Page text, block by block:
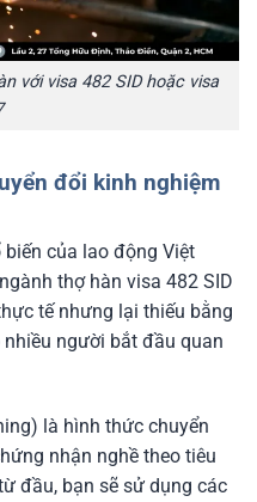
với visa 482 SID hoặc visa
đổi kinh nghiệm
của lao động Việt
thợ hàn visa 482 SID
tế nhưng lại thiếu bằng
người bắt đầu quan
là hình thức chuyển
nhận nghề theo tiêu
đầu, bạn sẽ sử dụng các